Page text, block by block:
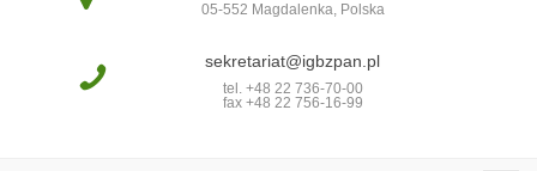
05-552 Magdalenka, Polska
sekretariat@igbzpan.pl
tel. +48 22 736-70-00
fax +48 22 756-16-99